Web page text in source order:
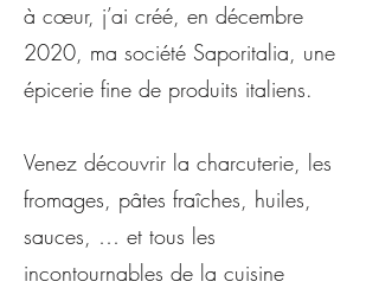
à cœur, j’ai créé, en décembre
2020, ma société Saporitalia, une
épicerie fine de produits italiens.
Venez découvrir la charcuterie, les
fromages, pâtes fraîches, huiles,
sauces, … et tous les
incontournables de la cuisine